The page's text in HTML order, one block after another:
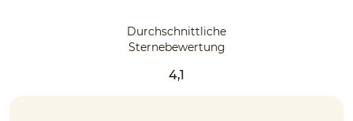
Durchschnittliche
Sternebewertung
4,1